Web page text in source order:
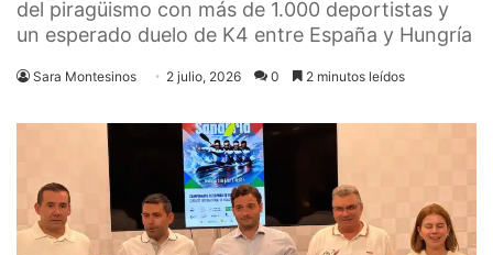
del piragüismo con más de 1.000 deportistas y
un esperado duelo de K4 entre España y Hungría
Sara Montesinos 2 julio, 2026 0 2 minutos leídos